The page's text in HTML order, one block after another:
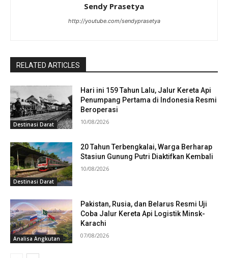
Sendy Prasetya
http://youtube.com/sendyprasetya
RELATED ARTICLES
Destinasi Darat
Hari ini 159 Tahun Lalu, Jalur Kereta Api
Penumpang Pertama di Indonesia Resmi
Beroperasi
10/08/2026
Destinasi Darat
20 Tahun Terbengkalai, Warga Berharap
Stasiun Gunung Putri Diaktifkan Kembali
10/08/2026
Analisa Angkutan
Pakistan, Rusia, dan Belarus Resmi Uji
Coba Jalur Kereta Api Logistik Minsk-
Karachi
07/08/2026